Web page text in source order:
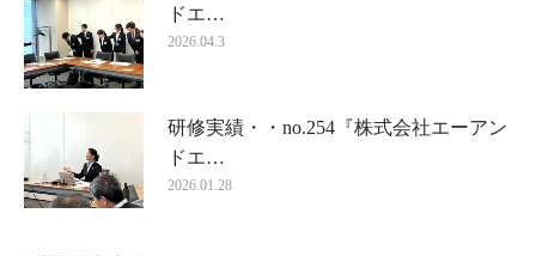
ドエ…
2026.04.3
研修実績・・no.254『株式会社エーアン
ドエ…
2026.01.28